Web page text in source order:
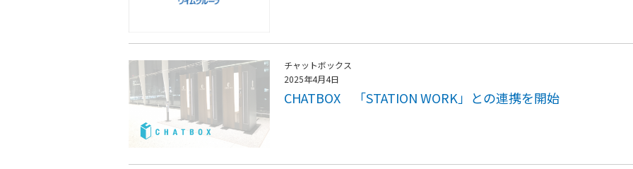
チャットボックス
2025年4月4日
CHATBOX 「STATION WORK」との連携を開始